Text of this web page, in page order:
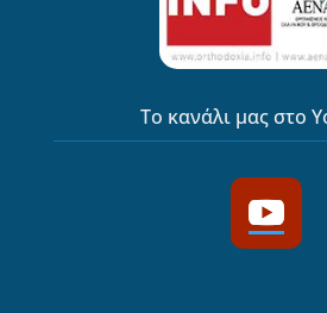
Το κανάλι μας στο